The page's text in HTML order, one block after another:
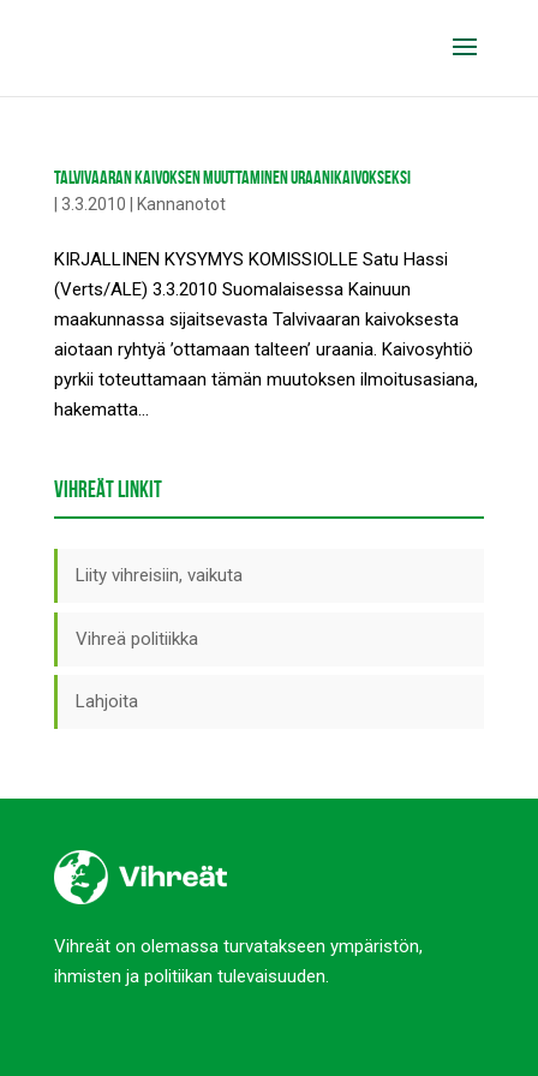
TALVIVAARAN KAIVOKSEN MUUTTAMINEN URAANIKAIVOKSEKSI
3.3.2010 Kannanotot
KIRJALLINEN KYSYMYS KOMISSIOLLE Satu Hassi
(Verts/ALE) 3.3.2010 Suomalaisessa Kainuun
maakunnassa sijaitsevasta Talvivaaran kaivoksesta
aiotaan ryhtyä ’ottamaan talteen’ uraania. Kaivosyhtiö
pyrkii toteuttamaan tämän muutoksen ilmoitusasiana,
hakematta...
VIHREÄT LINKIT
Liity vihreisiin, vaikuta
Vihreä politiikka
Lahjoita
Vihreät on olemassa turvatakseen ympäristön,
ihmisten ja politiikan tulevaisuuden.